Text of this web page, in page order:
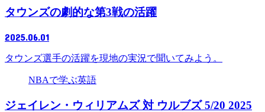
タウンズの劇的な第3戦の活躍
2025.06.01
タウンズ選手の活躍を現地の実況で聞いてみよう。
NBAで学ぶ英語
ジェイレン・ウィリアムズ 対 ウルブズ 5/20 2025